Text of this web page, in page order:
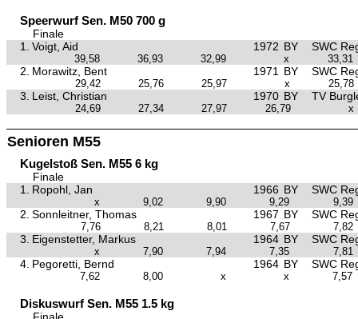
Speerwurf Sen. M50 700 g
Finale
1.
Voigt, Aid 1972 BY SWC
39,58 36,93 32,99 x 33,31
2. Morawitz, Bent 1971 BY SWC
29,42 25,76 25,97 x 25,78
3. Leist, Christian 1970 BY TV
24,69 27,34 27,97 26,79 x
Senioren M55
Kugelstoß Sen. M55 6 kg
Finale
1.
Ropohl, Jan 1966 BY SWC
x 9,02 9,90 9,29 9,39
2. Sonnleitner, Thomas 1967 BY SWC
7,76 8,21 8,01 7,67 7,82
3. Eigenstetter, Markus 1964 BY SWC
x 7,90 7,94 7,35 7,81
4. Pegoretti, Bernd 1964 BY SWC
7,62 8,00 x x 7,57
Diskuswurf Sen. M55 1.5 kg